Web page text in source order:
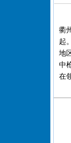
衢
起
地
中
在